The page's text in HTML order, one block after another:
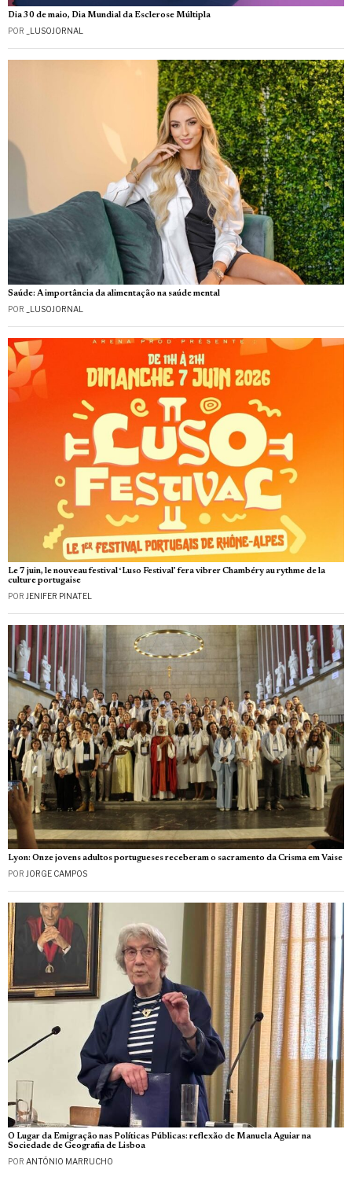
Dia 30 de maio, Dia Mundial da Esclerose Múltipla
POR _LUSOJORNAL
Saúde: A importância da alimentação na saúde mental
POR _LUSOJORNAL
Le 7 juin, le nouveau festival ‘Luso Festival’ fera vibrer Chambéry au rythme de la
culture portugaise
POR JENIFER PINATEL
Lyon: Onze jovens adultos portugueses receberam o sacramento da Crisma em Vaise
POR JORGE CAMPOS
O Lugar da Emigração nas Políticas Públicas: reflexão de Manuela Aguiar na
Sociedade de Geografia de Lisboa
POR ANTÓNIO MARRUCHO